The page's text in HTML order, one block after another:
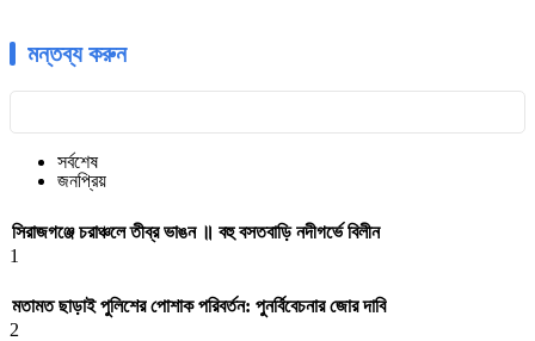
মন্তব্য করুন
সর্বশেষ
জনপ্রিয়
সিরাজগঞ্জে চরাঞ্চলে তীব্র ভাঙন ॥ বহু বসতবাড়ি নদীগর্ভে বিলীন
1
মতামত ছাড়াই পুলিশের পোশাক পরিবর্তন: পুনর্বিবেচনার জোর দাবি
2